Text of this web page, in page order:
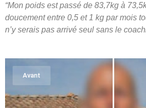
“Mon poids est passé de 83,7kg à
doucement entre 0,5 et 1 kg par mois
n’y serais pas arrivé seul sans le
Avant